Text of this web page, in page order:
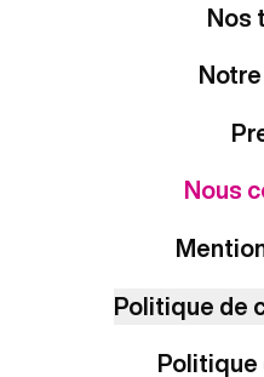
Nos
Nous
Politique de
Politique